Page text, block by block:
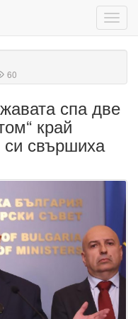
60
спа две
край
си свършиха